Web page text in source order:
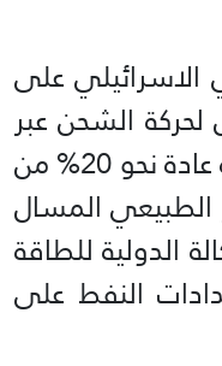
الاسرائيلي على
الشحن عبر
مضيق هرمز، الذي تمر عبره عادة نحو 20% من
الطبيعي المسال
الدولية للطاقة
النفط على